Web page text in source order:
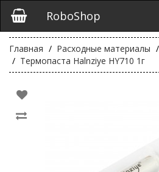
RoboShop
Главная Расходные материалы
Термопаста Halnziye HY710 1г